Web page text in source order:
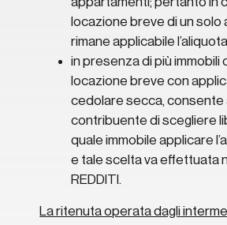
locazione breve di un solo
rimane applicabile
in presenza di più immobili
locazione breve con
cedolare secca, consente
contribuente di scegliere
quale immobile applicare
e tale scelta va effettuata
REDDITI.
La ritenuta operata dagli